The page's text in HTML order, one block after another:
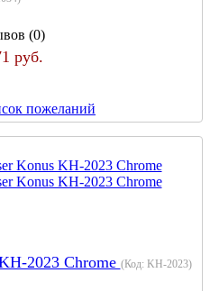
(0)
руб.
пожеланий
2023 Chrome (Код: KH-2023)